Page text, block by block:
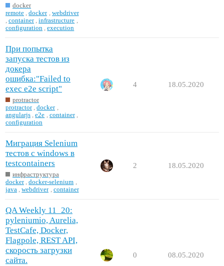
docker
remote ,docker
webdriver
container ,infrastructure
configuration
,execution
При попытка
запуска тестов из
докера
ошибка:"Failed to
exec e2e script"
protractor
protractor ,docker
angularjs ,e2e container
configuration
4 18.05.2020
Миграция Selenium
тестов с windows в
testcontainers
инфраструктура
docker ,docker-selenium
java
,webdriver container
2 18.05.2020
QA Weekly 11_20:
pyleniumio, Aurelia,
TestCafe, Docker,
Flagpole, REST API,
скорость загрузки
сайта.
0 08.05.2020